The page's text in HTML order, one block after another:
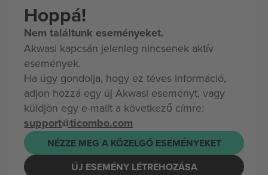
Hoppá!
Nem találtunk eseményeket.
Akwasi kapcsán jelenleg nincsenek aktív
események.
Ha úgy gondolja, hogy ez téves információ,
adjon hozzá egy új Akwasi eseményt, vagy
küldjön egy e-mailt a következő címre:
support@ticombo.com
NÉZZE MEG A KÖZELGŐ ESEMÉNYEKET
ÚJ ESEMÉNY LÉTREHOZÁSA